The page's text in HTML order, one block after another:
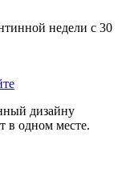
недели c 30
дизайну
в одном месте.